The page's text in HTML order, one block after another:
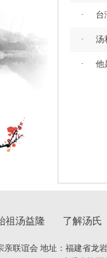
· 台
· 汤
· 他
祖汤益隆 了解汤氏
亲联谊会 地址：福建省龙